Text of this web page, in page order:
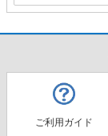
ご利用ガイド